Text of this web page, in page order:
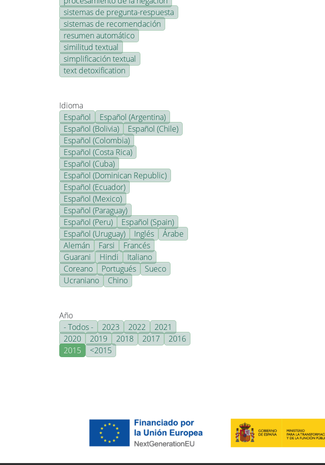
sistemas de pregunta-respuesta
sistemas de recomendación
resumen automático
similitud textual
simplificación textual
text detoxification
Idioma
Español
Español (Argentina)
Español (Bolivia)
Español (Chile)
Español (Colombia)
Español (Costa Rica)
Español (Cuba)
Español (Dominican Republic)
Español (Ecuador)
Español (Mexico)
Español (Paraguay)
Español (Peru)
Español (Spain)
Español (Uruguay)
Inglés
Árabe
Alemán
Farsi
Francés
Guarani
Hindi
Italiano
Coreano
Portugués
Sueco
Ucraniano
Chino
Año
- Todos -
2023 2022
2021
2020
2019 2018 2017
2016
2015
<2015